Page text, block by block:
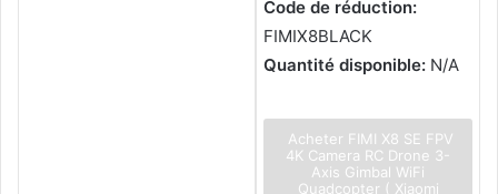
Code de réduction:
FIMIX8BLACK
Quantité disponible: N/A
Acheter FIMI X8 SE FPV
4K Camera RC Drone 3-
Axis Gimbal WiFi
Quadcopter ( Xiaomi